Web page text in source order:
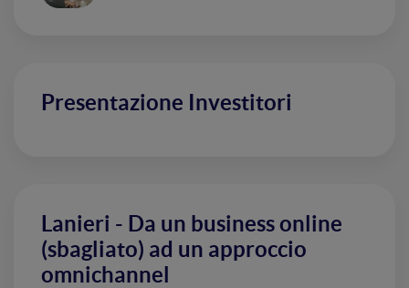
Presentazione Investitori
Lanieri - Da un business online
(sbagliato) ad un approccio
omnichannel